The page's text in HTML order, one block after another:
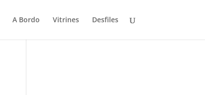
A Bordo Vitrines Desfiles